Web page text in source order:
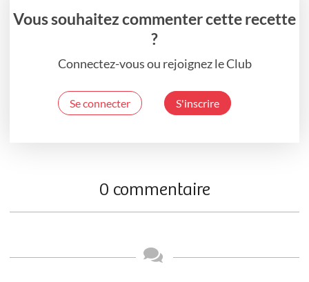
Vous souhaitez commenter cette recette
?
Connectez-vous ou rejoignez le Club
Se connecter S'inscrire
0 commentaire